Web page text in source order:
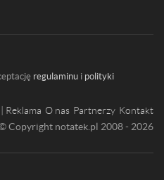
regulaminu i polityki
Reklama O nas Partnerzy Kontakt
Copyright notatek.pl 2008 - 2026